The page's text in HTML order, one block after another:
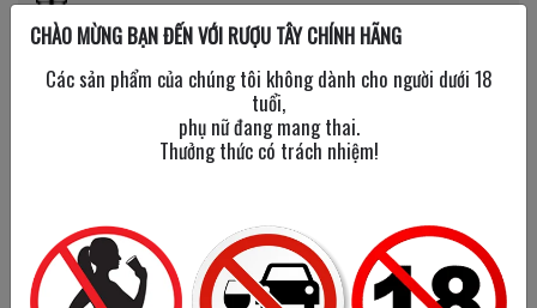
Nhiều chương trình giảm giá, tặng quà cực giá trị
SẢN PHẨM LIÊN QUAN SẢN PHẨM ĐÃ XEM
CHÀO MỪNG BẠN ĐẾN VỚI RƯỢU TÂY CHÍNH HÃNG
Các sản phẩm của chúng tôi không dành cho người dưới 18
tuổi,
phụ nữ đang mang thai.
Thưởng thức có trách nhiệm!